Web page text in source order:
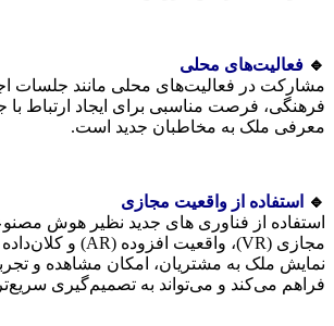
🔹 فعالیت‌های محلی
مشارکت در فعالیت‌های محلی مانند جلسات
فرهنگی، فرصت مناسبی برای ایجاد ارتباط با
معرفی ملک به مخاطبان جدید است.
🔹
استفاده از واقعیت مجازی
نمایش ملک به مشتریان، امکان مشاهده و
فراهم می‌کند و می‌تواند به تصمیم‌گیری